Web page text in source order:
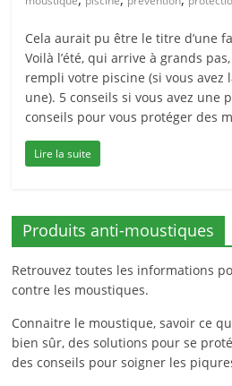
Cela aurait pu être le titre d’une
Voilà l’été, qui arrive à grands
rempli votre piscine (si vous avez
une). 5 conseils si vous avez une
conseils pour vous protéger des
Lire la suite
Produits anti-moustiques
Retrouvez toutes les informations
contre les moustiques.
Connaitre le moustique, savoir ce
bien sûr, des solutions pour se
des conseils pour soigner les